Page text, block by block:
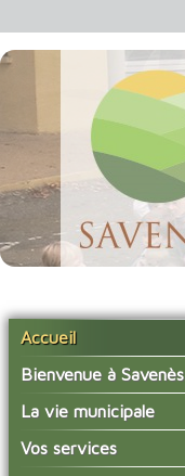
Accueil
Bienvenue à Savenès
Situer Savenès
Savenès en chiffre
L'histoire du village
La vie municipale
Vos élus
Vos services